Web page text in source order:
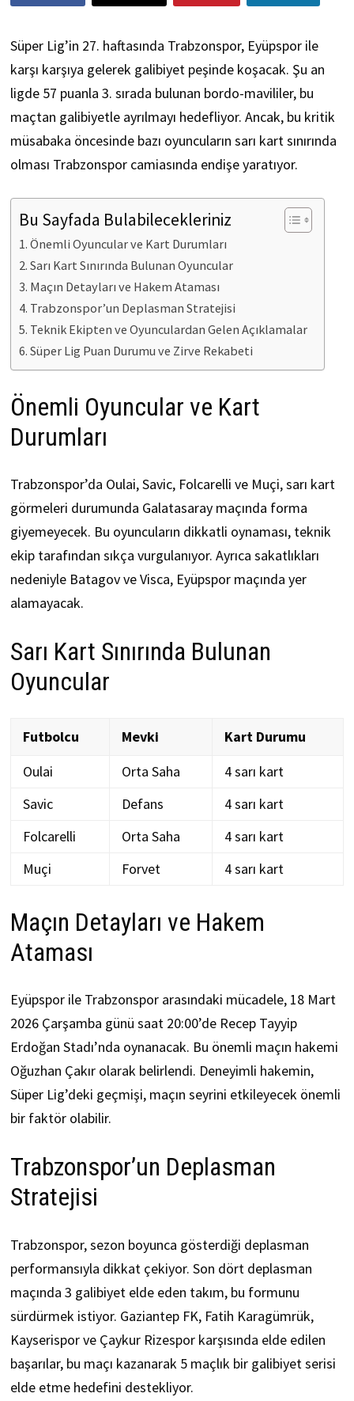
Süper Lig’in 27. haftasında Trabzonspor, Eyüpspor ile
karşı karşıya gelerek galibiyet peşinde koşacak. Şu an
ligde 57 puanla 3. sırada bulunan bordo-mavililer, bu
maçtan galibiyetle ayrılmayı hedefliyor. Ancak, bu kritik
müsabaka öncesinde bazı oyuncuların sarı kart sınırında
olması Trabzonspor camiasında endişe yaratıyor.
Bu Sayfada Bulabilecekleriniz
Önemli Oyuncular ve Kart Durumları
Sarı Kart Sınırında Bulunan Oyuncular
Maçın Detayları ve Hakem Ataması
Trabzonspor’un Deplasman Stratejisi
Teknik Ekipten ve Oyunculardan Gelen Açıklamalar
Süper Lig Puan Durumu ve Zirve Rekabeti
Önemli Oyuncular ve Kart
Durumları
Trabzonspor’da Oulai, Savic, Folcarelli ve Muçi, sarı kart
görmeleri durumunda Galatasaray maçında forma
giyemeyecek. Bu oyuncuların dikkatli oynaması, teknik
ekip tarafından sıkça vurgulanıyor. Ayrıca sakatlıkları
nedeniyle Batagov ve Visca, Eyüpspor maçında yer
alamayacak.
Sarı Kart Sınırında Bulunan
Oyuncular
Futbolcu Mevki
Kart Durumu
Oulai
Orta Saha
4 sarı kart
Savic
Defans
4 sarı kart
Folcarelli
Orta Saha
4 sarı kart
Muçi
Forvet 4 sarı kart
Maçın Detayları ve Hakem
Ataması
Eyüpspor ile Trabzonspor arasındaki mücadele, 18 Mart
2026 Çarşamba günü saat 20:00’de Recep Tayyip
Erdoğan Stadı’nda oynanacak. Bu önemli maçın hakemi
Oğuzhan Çakır olarak belirlendi. Deneyimli hakemin,
Süper Lig’deki geçmişi, maçın seyrini etkileyecek önemli
bir faktör olabilir.
Trabzonspor’un Deplasman
Stratejisi
Trabzonspor, sezon boyunca gösterdiği deplasman
performansıyla dikkat çekiyor. Son dört deplasman
maçında 3 galibiyet elde eden takım, bu formunu
sürdürmek istiyor. Gaziantep FK, Fatih Karagümrük,
Kayserispor ve Çaykur Rizespor karşısında elde edilen
başarılar, bu maçı kazanarak 5 maçlık bir galibiyet serisi
elde etme hedefini destekliyor.